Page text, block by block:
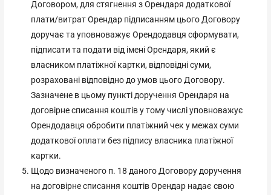
Договором, для стягнення з Орендаря додаткової
плати/витрат Орендар підписанням цього Договору
доручає та уповноважує Орендодавця сформувати,
підписати та подати від імені Орендаря, який є
власником платіжної картки, відповідні суми,
розраховані відповідно до умов цього Договору.
Зазначене в цьому пункті доручення Орендаря на
договірне списання коштів у тому числі уповноважує
Орендодавця обробити платіжний чек у межах суми
додаткової оплати без підпису власника платіжної
картки.
Щодо визначеного п. 18 даного Договору доручення
на договірне списання коштів Орендар надає свою